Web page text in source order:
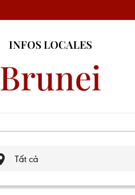
INFOS LOCALES
Brunei